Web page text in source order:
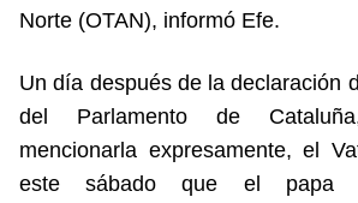
Norte (OTAN), informó Efe.
Un día después de la declaración
del Parlamento de
mencionarla expresamente, el
este sábado que el papa